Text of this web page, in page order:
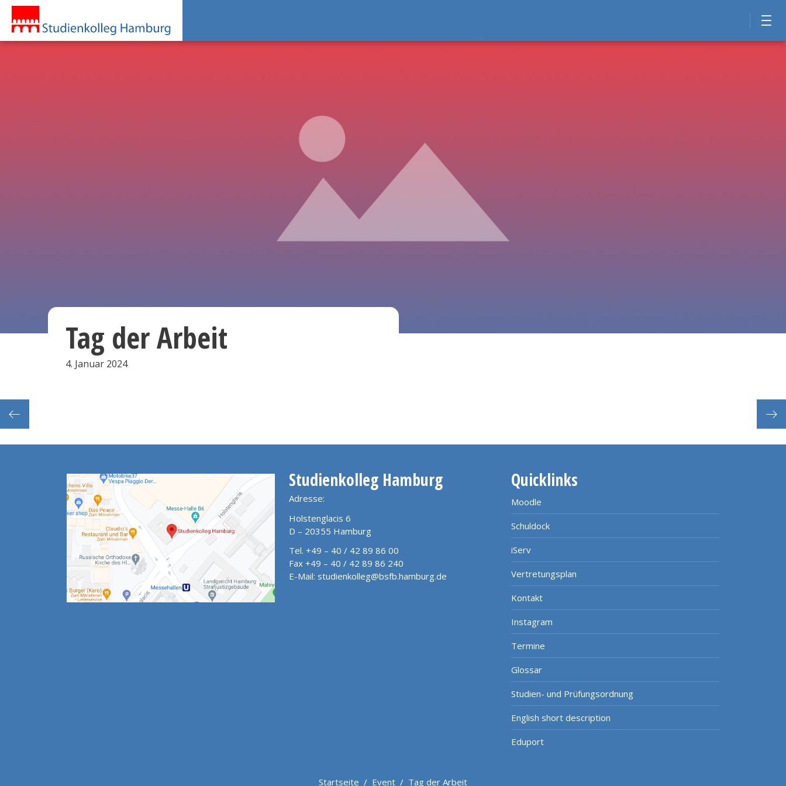
Tag der Arbeit
4. Januar 2024
Studienkolleg Hamburg
Adresse:
Holstenglacis 6
D – 20355 Hamburg
Tel. +49 – 40 / 42 89 86 00
Fax +49 – 40 / 42 89 86 240
E-Mail: studienkolleg@bsfb.hamburg.de
Quicklinks
Moodle
Schuldock
iServ
Vertretungsplan
Kontakt
Instagram
Termine
Glossar
Studien- und Prüfungsordnung
English short description
Eduport
Startseite / Event / Tag der Arbeit